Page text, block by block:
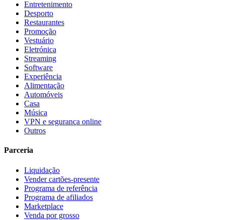
Entretenimento
Desporto
Restaurantes
Promoção
Vestuário
Eletrónica
Streaming
Software
Experiência
Alimentação
Automóveis
Casa
Música
VPN e segurança online
Outros
Parceria
Liquidação
Vender cartões-presente
Programa de referência
Programa de afiliados
Marketplace
Venda por grosso